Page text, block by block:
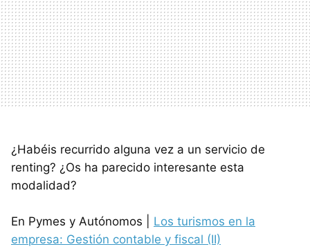
¿Habéis recurrido alguna vez a un servicio de
renting? ¿Os ha parecido interesante esta
modalidad?
En Pymes y Autónomos | Los turismos en la
empresa: Gestión contable y fiscal (II)